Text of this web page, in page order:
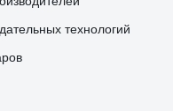
технологий